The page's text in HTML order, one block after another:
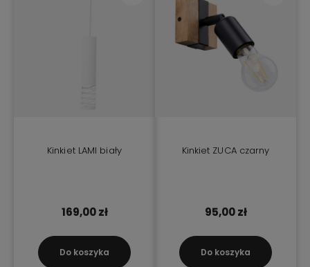
Kinkiet LAMI biały
169,00 zł
Do koszyka
Kinkiet ZUCA czarny
95,00 zł
Do koszyka